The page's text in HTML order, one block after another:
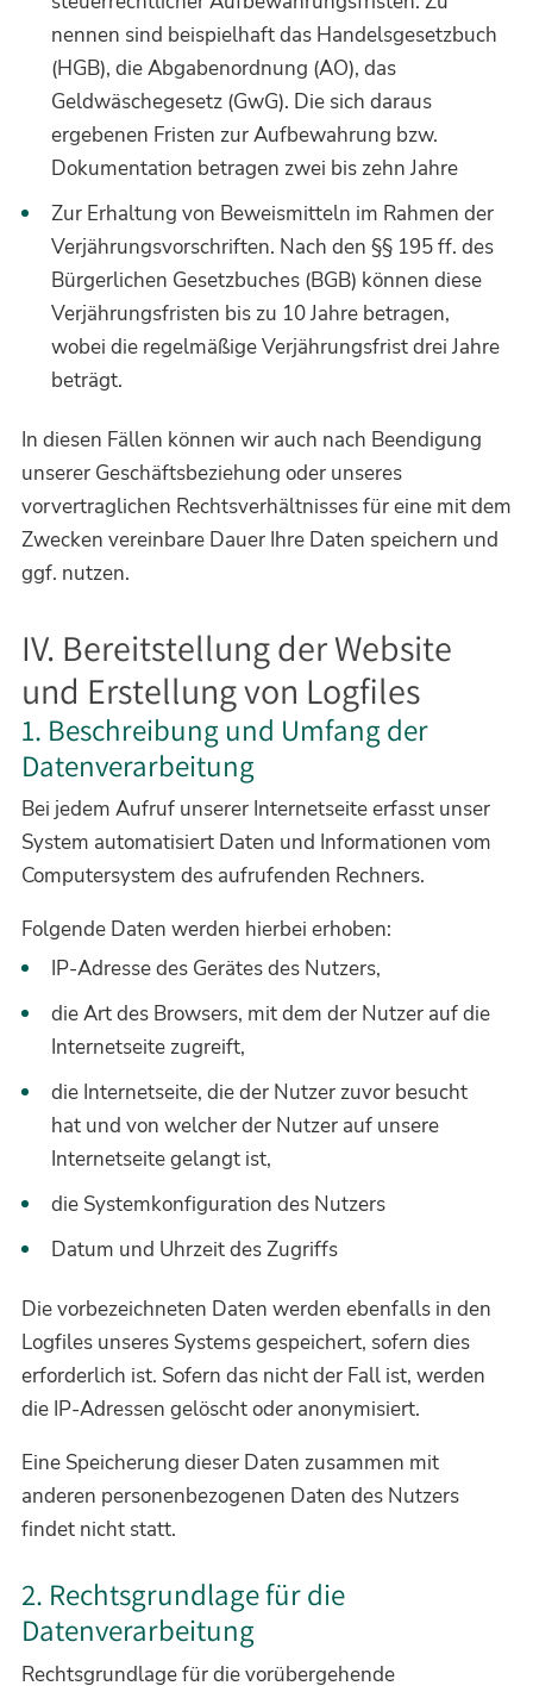
nennen sind beispielhaft das Handelsgesetzbuch
(HGB), die Abgabenordnung (AO), das
Geldwäschegesetz (GwG). Die sich daraus
ergebenen Fristen zur Aufbewahrung bzw.
Dokumentation betragen zwei bis zehn Jahre
Zur Erhaltung von Beweismitteln im Rahmen der
Verjährungsvorschriften. Nach den §§ 195 ff. des
Bürgerlichen Gesetzbuches (BGB) können diese
Verjährungsfristen bis zu 10 Jahre betragen,
wobei die regelmäßige Verjährungsfrist drei Jahre
beträgt.
In diesen Fällen können wir auch nach Beendigung
unserer Geschäftsbeziehung oder unseres
vorvertraglichen Rechtsverhältnisses für eine mit dem
Zwecken vereinbare Dauer Ihre Daten speichern und
ggf. nutzen.
IV. Bereitstellung der Website
und Erstellung von Logfiles
1. Beschreibung und Umfang der
Datenverarbeitung
Bei jedem Aufruf unserer Internetseite erfasst unser
System automatisiert Daten und Informationen vom
Computersystem des aufrufenden Rechners.
Folgende Daten werden hierbei erhoben:
IP-Adresse des Gerätes des Nutzers,
die Art des Browsers, mit dem der Nutzer auf die
Internetseite zugreift,
die Internetseite, die der Nutzer zuvor besucht
hat und von welcher der Nutzer auf unsere
Internetseite gelangt ist,
die Systemkonfiguration des Nutzers
Datum und Uhrzeit des Zugriffs
Die vorbezeichneten Daten werden ebenfalls in den
Logfiles unseres Systems gespeichert, sofern dies
erforderlich ist. Sofern das nicht der Fall ist, werden
die IP-Adressen gelöscht oder anonymisiert.
Eine Speicherung dieser Daten zusammen mit
anderen personenbezogenen Daten des Nutzers
findet nicht statt.
2. Rechtsgrundlage für die
Datenverarbeitung
Rechtsgrundlage für die vorübergehende